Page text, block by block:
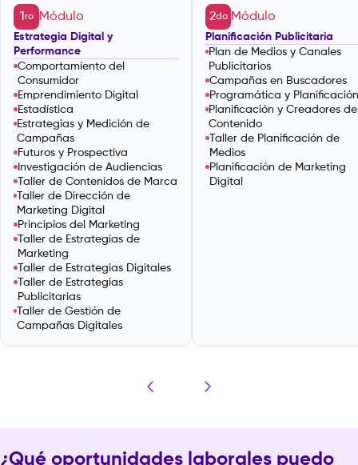
1 ro Módulo
Estrategia Digital y
Performance
Comportamiento del
Consumidor
Emprendimiento Digital
Estadística
Estrategias y Medición de
Campañas
Futuros y Prospectiva
Investigación de Audiencias
Taller de Contenidos de Marca
Taller de Dirección de
Marketing Digital
Principios del Marketing
Taller de Estrategias de
Marketing
Taller de Estrategias Digitales
Taller de Estrategias
Publicitarias
Taller de Gestión de
Campañas Digitales
2do Módulo
Planificación Publicitaria
Plan de Medios y Canales
Publicitarios
Campañas en Buscadores
Programática y Planificación
Planificación y Creadores de
Contenido
Taller de Planificación de
Medios
Planificación de Marketing
Digital
¿Qué oportunidades laborales puedo